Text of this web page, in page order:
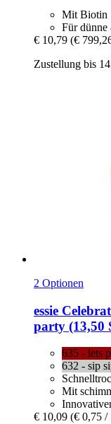
Mit Biotin
Für
€ 10,79 (€
Zustellung bis
2 Optionen
essie
party (13,50
635 - lets
632 - sip
Mit
€ 10,09 (€ 0,75 /